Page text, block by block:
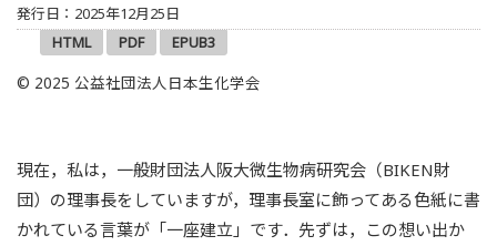
発行日：2025年12月25日
HTML
PDF EPUB3
© 2025 公益社団法人日本生化学会
現在，私は，一般財団法人阪大微生物病研究会（BIKEN財
団）の理事長をしていますが，理事長室に飾ってある色紙に書
かれている言葉が「一座建立」です．先ずは，この想い出か